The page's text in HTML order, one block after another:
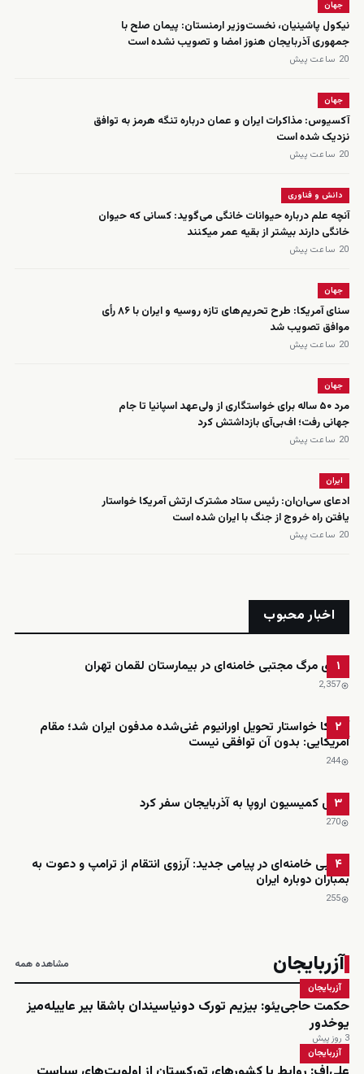
جهان
نیکول پاشینیان، نخست‌وزیر ارمنستان: پیمان صلح با
جمهوری آذربایجان هنوز امضا و تصویب نشده است
20 ساعت پیش
جهان
آکسیوس: مذاکرات ایران و عمان درباره تنگه هرمز به توافق
نزدیک شده است
20 ساعت پیش
دانش و فناوری
آنچه علم درباره حیوانات خانگی می‌گوید: کسانی که حیوان
خانگی دارند بیشتر از بقیه عمر میکنند
20 ساعت پیش
جهان
سنای آمریکا: طرح تحریم‌های تازه روسیه و ایران با ۸۶ رأی
موافق تصویب شد
20 ساعت پیش
جهان
مرد ۵۰ ساله برای خواستگاری از ولی‌عهد اسپانیا تا جام
جهانی رفت؛ اف‌بی‌آی بازداشتش کرد
20 ساعت پیش
ایران
ادعای سی‌ان‌ان: رئیس ستاد مشترک ارتش آمریکا خواستار
یافتن راه خروج از جنگ با ایران شده است
20 ساعت پیش
اخبار محبوب
۱
ادعای مرگ مجتبی خامنه‌ای در بیمارستان لقمان تهران
2٬357
۲
آمریکا خواستار تحویل اورانیوم غنی‌شده مدفون ایران شد؛ مقام
آمریکایی: بدون آن توافقی نیست
244
۳
رئیس کمیسیون اروپا به آذربایجان سفر کرد
270
۴
مجتبی خامنه‌ای در پیامی جدید: آرزوی انتقام از ترامپ و دعوت به
بمباران دوباره ایران
255
آزربایجان مشاهده همه
آزربایجان
حکمت حاجی‌یئو: بیزیم تورک دونیاسیندان باشقا بیر عاییله‌میز
یوخدور
3 روز پیش
آزربایجان